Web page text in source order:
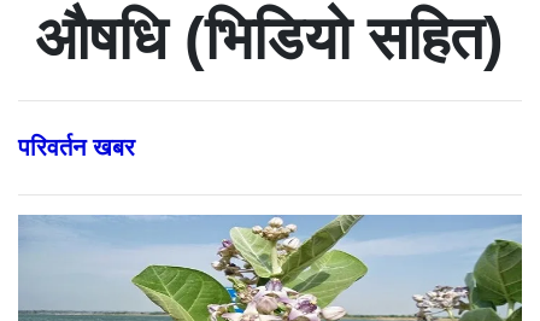
औषधि (भिडियो सहित)
परिवर्तन खबर